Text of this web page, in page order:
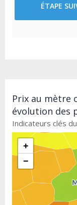
ÉTAPE
Prix au mètre
évolution des
Indicateurs clés
+
−